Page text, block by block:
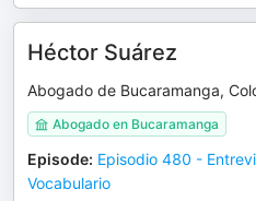
Héctor Suárez
Abogado de Bucaramanga,
Abogado en Bucaramanga
Episode: Episodio 480 -
Vocabulario